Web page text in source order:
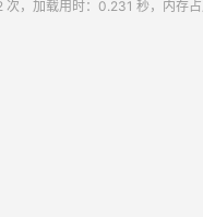
次，加载用时：0.231 秒，内存